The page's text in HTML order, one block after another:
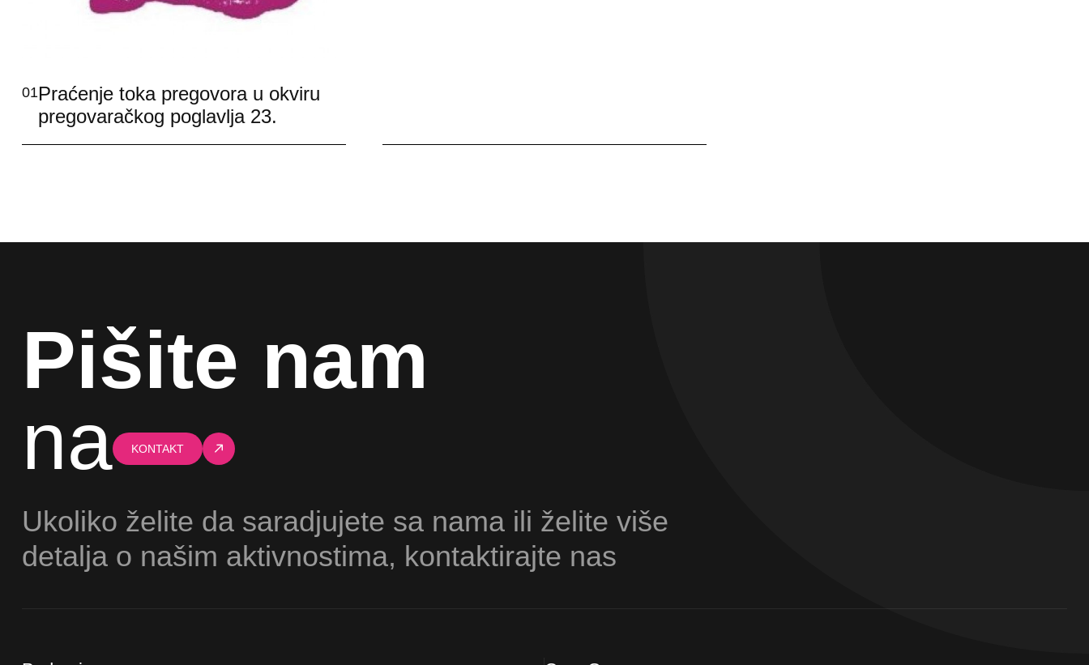
01Praćenje toka pregovora u okviru
pregovaračkog poglavlja 23.
Pišite nam
na
KONTAKT
Ukoliko želite da saradjujete sa nama ili želite više
detalja o našim aktivnostima, kontaktirajte nas